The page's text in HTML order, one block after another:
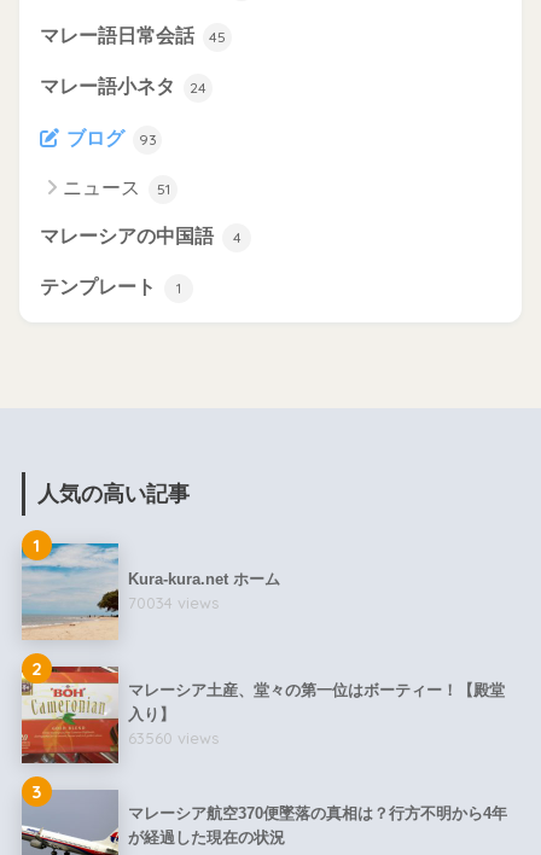
マレー語日常会話 45
マレー語小ネタ 24
ブログ 93
ニュース 51
マレーシアの中国語 4
テンプレート 1
人気の高い記事
1
Kura-kura.net ホーム
70034 views
2
マレーシア土産、堂々の第一位はボーティー！【殿堂
入り】
63560 views
3
マレーシア航空370便墜落の真相は？行方不明から4年
が経過した現在の状況